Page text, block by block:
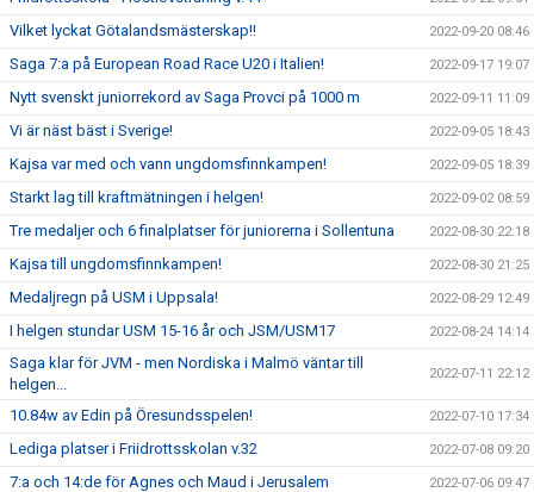
Vilket lyckat Götalandsmästerskap!! 2022-09-20 08:46
Saga 7:a på European Road Race U20 i Italien! 2022-09-17 19:07
Nytt svenskt juniorrekord av Saga Provci på 1000 m 2022-09-11 11:09
Vi är näst bäst i Sverige! 2022-09-05 18:43
Kajsa var med och vann ungdomsfinnkampen! 2022-09-05 18:39
Starkt lag till kraftmätningen i helgen! 2022-09-02 08:59
Tre medaljer och 6 finalplatser för juniorerna i Sollentuna 2022-08-30 22:18
Kajsa till ungdomsfinnkampen! 2022-08-30 21:25
Medaljregn på USM i Uppsala! 2022-08-29 12:49
I helgen stundar USM 15-16 år och JSM/USM17 2022-08-24 14:14
Saga klar för JVM - men Nordiska i Malmö väntar till
helgen...
2022-07-11 22:12
10.84w av Edin på Öresundsspelen! 2022-07-10 17:34
Lediga platser i Friidrottsskolan v.32 2022-07-08 09:20
7:a och 14:de för Agnes och Maud i Jerusalem 2022-07-06 09:47